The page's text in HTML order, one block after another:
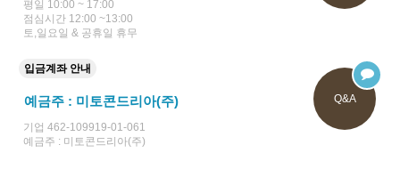
평일 10:00 ~ 17:00
점심시간 12:00 ~13:00
토,일요일 & 공휴일 휴무
입금계좌 안내
예금주 : 미토콘드리아(주)
기업 462-109919-01-061
예금주 : 미토콘드리아(주)
Q&A